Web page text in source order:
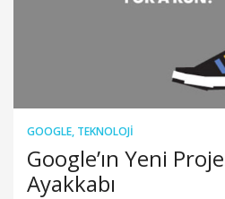
GOOGLE, TEKNOLOJI
Google’ın Yeni
Ayakkabı